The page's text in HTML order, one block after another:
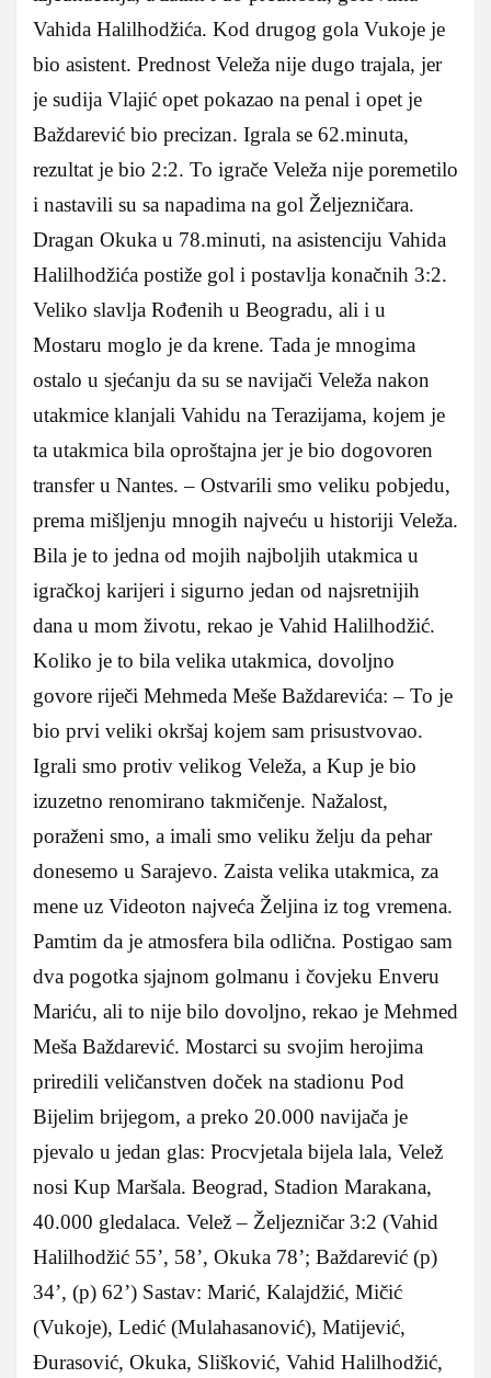
Vahida Halilhodžića. Kod drugog gola Vukoje je
bio asistent. Prednost Veleža nije dugo trajala, jer
je sudija Vlajić opet pokazao na penal i opet je
Baždarević bio precizan. Igrala se 62.minuta,
rezultat je bio 2:2. To igrače Veleža nije poremetilo
i nastavili su sa napadima na gol Željezničara.
Dragan Okuka u 78.minuti, na asistenciju Vahida
Halilhodžića postiže gol i postavlja konačnih 3:2.
Veliko slavlja Rođenih u Beogradu, ali i u
Mostaru moglo je da krene. Tada je mnogima
ostalo u sjećanju da su se navijači Veleža nakon
utakmice klanjali Vahidu na Terazijama, kojem je
ta utakmica bila oproštajna jer je bio dogovoren
transfer u Nantes. – Ostvarili smo veliku pobjedu,
prema mišljenju mnogih najveću u historiji Veleža.
Bila je to jedna od mojih najboljih utakmica u
igračkoj karijeri i sigurno jedan od najsretnijih
dana u mom životu, rekao je Vahid Halilhodžić.
Koliko je to bila velika utakmica, dovoljno
govore riječi Mehmeda Meše Baždarevića: – To je
bio prvi veliki okršaj kojem sam prisustvovao.
Igrali smo protiv velikog Veleža, a Kup je bio
izuzetno renomirano takmičenje. Nažalost,
poraženi smo, a imali smo veliku želju da pehar
donesemo u Sarajevo. Zaista velika utakmica, za
mene uz Videoton najveća Željina iz tog vremena.
Pamtim da je atmosfera bila odlična. Postigao sam
dva pogotka sjajnom golmanu i čovjeku Enveru
Mariću, ali to nije bilo dovoljno, rekao je Mehmed
Meša Baždarević. Mostarci su svojim herojima
priredili veličanstven doček na stadionu Pod
Bijelim brijegom, a preko 20.000 navijača je
pjevalo u jedan glas: Procvjetala bijela lala, Velež
nosi Kup Maršala. Beograd, Stadion Marakana,
40.000 gledalaca. Velež – Željezničar 3:2 (Vahid
Halilhodžić 55’, 58’, Okuka 78’; Baždarević (p)
34’, (p) 62’) Sastav: Marić, Kalajdžić, Mičić
(Vukoje), Ledić (Mulahasanović), Matijević,
Đurasović, Okuka, Slišković, Vahid Halilhodžić,